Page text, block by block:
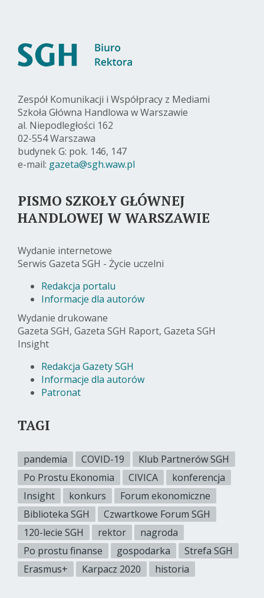
Zespół Komunikacji i Współpracy z Mediami
Szkoła Główna Handlowa w Warszawie
al. Niepodległości 162
02-554 Warszawa
budynek G: pok. 146, 147
e-mail: gazeta@sgh.waw.pl
PISMO SZKOŁY GŁÓWNEJ
HANDLOWEJ W WARSZAWIE
Wydanie internetowe
Serwis Gazeta SGH - Życie uczelni
Redakcja portalu
Informacje dla autorów
Wydanie drukowane
Gazeta SGH, Gazeta SGH Raport, Gazeta SGH
Insight
Redakcja Gazety SGH
Informacje dla autorów
Patronat
TAGI
pandemia COVID-19
Klub Partnerów SGH
Po Prostu Ekonomia
CIVICA
konferencja
Insight
konkurs
Forum ekonomiczne
Biblioteka SGH
Czwartkowe Forum SGH
120-lecie SGH
rektor
nagroda
Po prostu finanse
gospodarka
Strefa SGH
Erasmus+
Karpacz 2020 historia